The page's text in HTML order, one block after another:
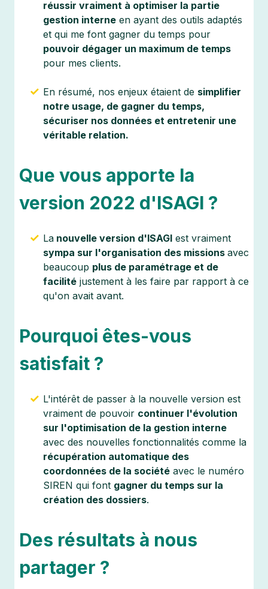
réussir vraiment à optimiser la partie
gestion interne en ayant des outils adaptés
et qui me font gagner du temps pour
pouvoir dégager un maximum de temps
pour mes clients.
En résumé, nos enjeux étaient de simplifier
notre usage, de gagner du temps,
sécuriser nos données et entretenir une
véritable relation.
Que vous apporte la
version 2022 d'ISAGI ?
La nouvelle version d'ISAGI est vraiment
sympa sur l'organisation des missions avec
beaucoup plus de paramétrage et de
facilité justement à les faire par rapport à ce
qu'on avait avant.
Pourquoi êtes-vous
satisfait ?
L'intérêt de passer à la nouvelle version est
vraiment de pouvoir continuer l'évolution
sur l'optimisation de la gestion interne
avec des nouvelles fonctionnalités comme la
récupération automatique des
coordonnées de la société avec le numéro
SIREN qui font gagner du temps sur la
création des dossiers.
Des résultats à nous
partager ?